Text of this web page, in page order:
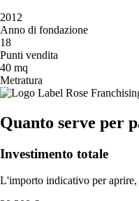
2012
Anno di fondazione
18
Punti vendita
40 mq
Metratura
Quanto serve per
Investimento totale
L'importo indicativo per